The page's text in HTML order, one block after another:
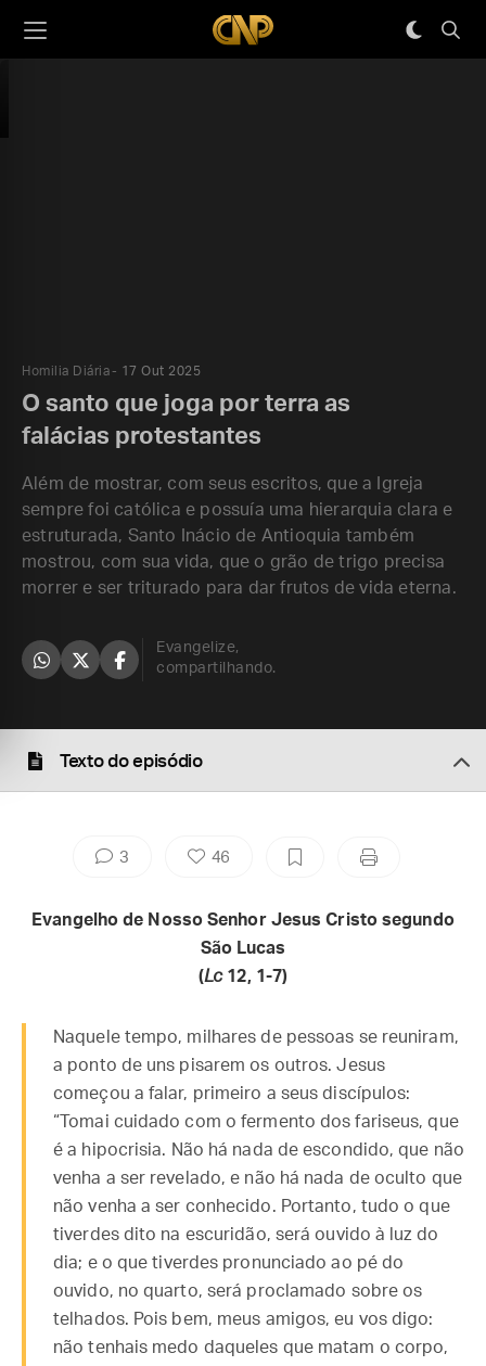
Homilia Diária 17 Out 2025
O santo que joga por terra as
falácias protestantes
Além de mostrar, com seus escritos, que a Igreja
sempre foi católica e possuía uma hierarquia clara e
estruturada, Santo Inácio de Antioquia também
mostrou, com sua vida, que o grão de trigo precisa
morrer e ser triturado para dar frutos de vida eterna.
Evangelize,
compartilhando.
Texto do episódio
3 46
Evangelho de Nosso Senhor Jesus Cristo segundo
São Lucas
(Lc12, 1-7)
Naquele tempo, milhares de pessoas se reuniram,
a ponto de uns pisarem os outros. Jesus
começou a falar, primeiro a seus discípulos:
“Tomai cuidado com o fermento dos fariseus, que
é a hipocrisia. Não há nada de escondido, que não
venha a ser revelado, e não há nada de oculto que
não venha a ser conhecido. Portanto, tudo o que
tiverdes dito na escuridão, será ouvido à luz do
dia; e o que tiverdes pronunciado ao pé do
ouvido, no quarto, será proclamado sobre os
telhados. Pois bem, meus amigos, eu vos digo:
não tenhais medo daqueles que matam o corpo,